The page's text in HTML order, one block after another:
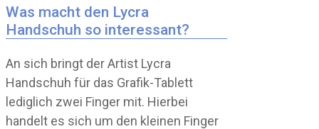
Was macht den Lycra
Handschuh so interessant?
An sich bringt der Artist Lycra
Handschuh für das Grafik-Tablett
lediglich zwei Finger mit. Hierbei
handelt es sich um den kleinen Finger